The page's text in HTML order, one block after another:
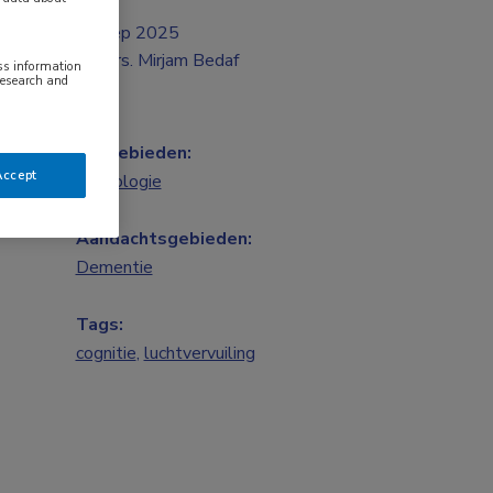
sep 2025
Drs. Mirjam Bedaf
Vakgebieden:
Neurologie
Aandachtsgebieden:
Dementie
Tags:
cognitie, luchtvervuiling
information
and